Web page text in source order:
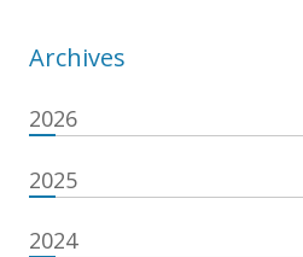
Archives
2026
2025
2024